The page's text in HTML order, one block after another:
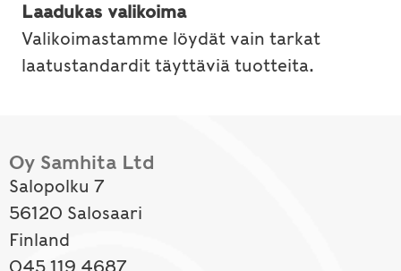
Laadukas valikoima
Valikoimastamme löydät vain tarkat
laatustandardit täyttäviä tuotteita.
Oy Samhita Ltd
Salopolku 7
56120 Salosaari
Finland